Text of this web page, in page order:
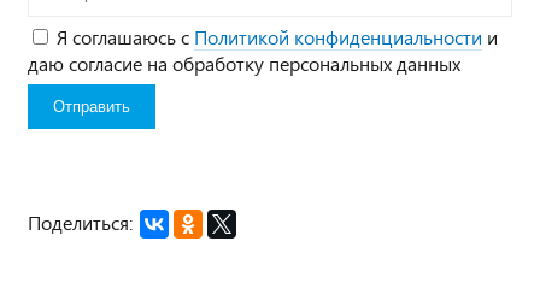
Я соглашаюсь с Политикой конфиденциальности и
даю согласие на обработку персональных данных
Поделиться: